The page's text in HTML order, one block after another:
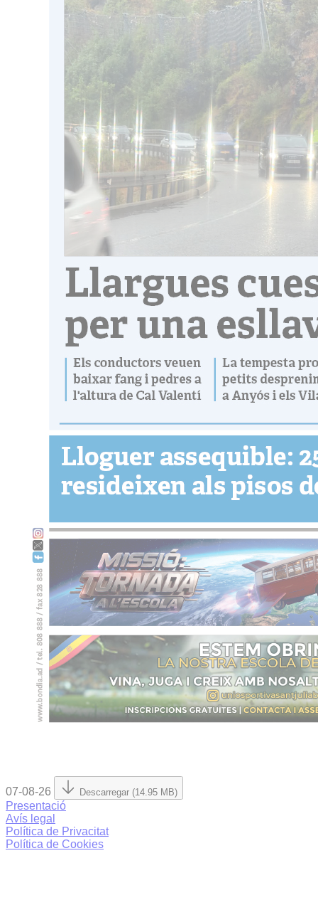
07-08-26 Descarregar (14.95 MB)
Presentació
Avís legal
Política de Privacitat
Política de Cookies